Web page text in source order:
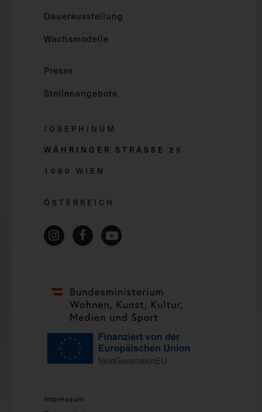
Dauerausstellung
Wachsmodelle
Presse
Stellenangebote
JOSEPHINUM
WÄHRINGER STRASSE 2 5
1090 WIEN
ÖSTERREICH
Impressum